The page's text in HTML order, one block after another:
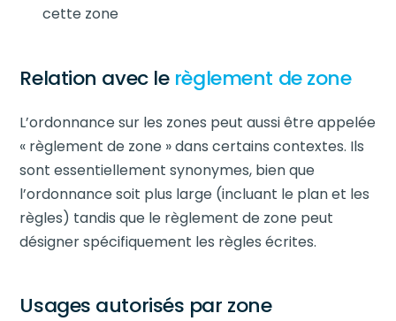
cette zone
Relation avec le règlement de zone
L’ordonnance sur les zones peut aussi être appelée
« règlement de zone » dans certains contextes. Ils
sont essentiellement synonymes, bien que
l’ordonnance soit plus large (incluant le plan et les
règles) tandis que le règlement de zone peut
désigner spécifiquement les règles écrites.
Usages autorisés par zone